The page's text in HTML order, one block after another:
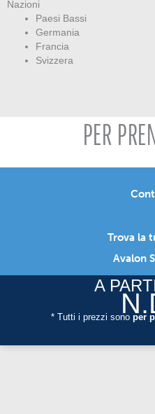
Nazioni
Paesi Bassi
Germania
Francia
Svizzera
PER
Trova la
Avalon
A
* Tutti i prezzi sono per